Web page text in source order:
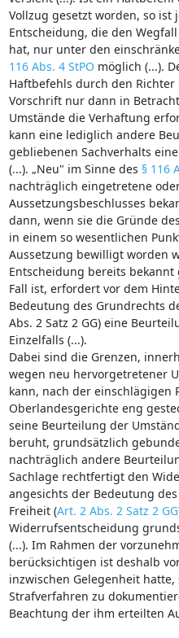
Vollzug gesetzt worden, so
Entscheidung, die den
hat, nur unter den
116 Abs. 4 StPO möglich (...).
Haftbefehls durch den
Vorschrift nur dann in
Umstände die Verhaftung
kann eine lediglich andere
gebliebenen Sachverhalts
(...). „Neu" im Sinne des § 116
nachträglich eingetretene
Aussetzungsbeschlusses
dann, wenn sie die Gründe
in einem so wesentlichen
Aussetzung bewilligt worden
Entscheidung bereits bekannt
Fall ist, erfordert vor dem
Bedeutung des Grundrechts
Abs. 2 Satz 2 GG) eine
Einzelfalls (...).
Dabei sind die Grenzen,
wegen neu hervorgetretener
kann, nach der einschlägigen
Oberlandesgerichte eng
seine Beurteilung der
beruht, grundsätzlich
nachträglich andere
Sachlage rechtfertigt den
angesichts der Bedeutung
Freiheit (Art. 2 Abs. 2 Satz 2 GG
Widerrufsentscheidung
(...). Im Rahmen der
berücksichtigen ist deshalb
inzwischen Gelegenheit
Strafverfahren zu
Beachtung der ihm erteilten